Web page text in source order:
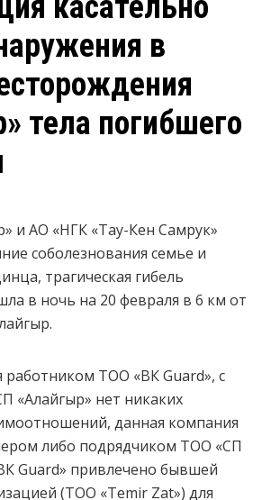
в
тела погибшего
и АО «НГК «Тау-Кен Самрук»
соболезнования семье и
трагическая гибель
в ночь на 20 февраля в 6 км от
работником ТОО «ВК Guard», с
«Алайгыр» нет никаких
данная компания
либо подрядчиком ТОО «СП
Guard» привлечено бывшей
(ТОО «Temir Zat») для